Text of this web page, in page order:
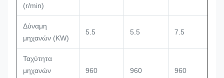
(r/min)
Δύναμη
μηχανών (KW)
5.5 5.5 7.5
Ταχύτητα
μηχανών
960 960 960